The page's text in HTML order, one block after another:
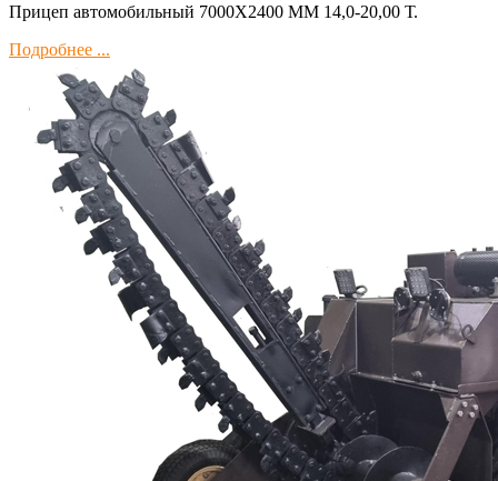
Прицеп автомобильный 7000Х2400 ММ 14,0-20,00 Т.
Подробнее ...